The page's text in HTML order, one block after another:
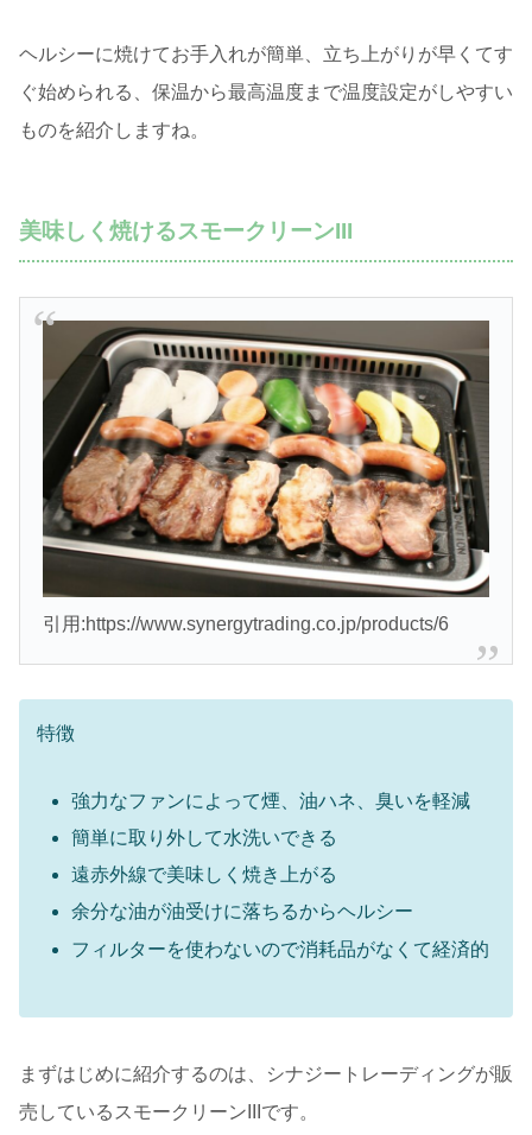
ヘルシーに焼けてお手入れが簡単、立ち上がりが早くてす
ぐ始められる、保温から最高温度まで温度設定がしやすい
ものを紹介しますね。
美味しく焼けるスモークリーンIII
引用:https://www.synergytrading.co.jp/products/6
特徴
強力なファンによって煙、油ハネ、臭いを軽減
簡単に取り外して水洗いできる
遠赤外線で美味しく焼き上がる
余分な油が油受けに落ちるからヘルシー
フィルターを使わないので消耗品がなくて経済的
まずはじめに紹介するのは、シナジートレーディングが販
売しているスモークリーンIIIです。